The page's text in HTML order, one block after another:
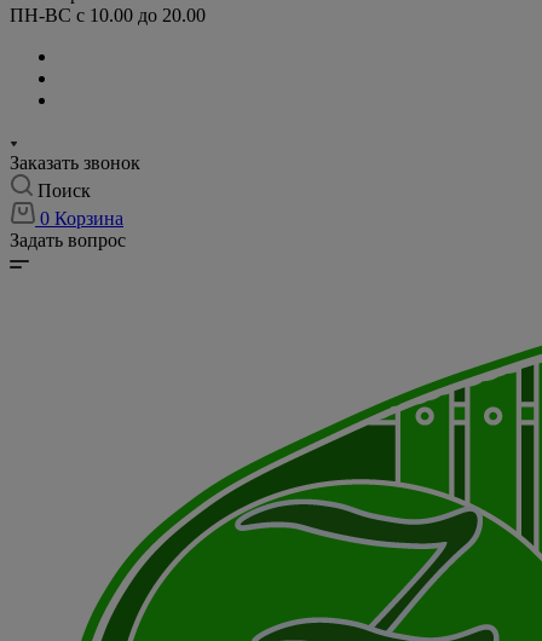
ПН-ВС с 10.00 до 20.00
Заказать звонок
Поиск
0 Корзина
Задать вопрос